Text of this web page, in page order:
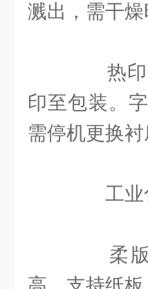
溅出，需干
热印：
印至包装。
需停机更换衬
工业
柔版